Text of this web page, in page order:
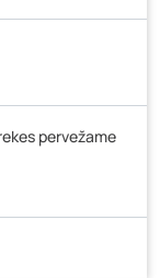
pervežame